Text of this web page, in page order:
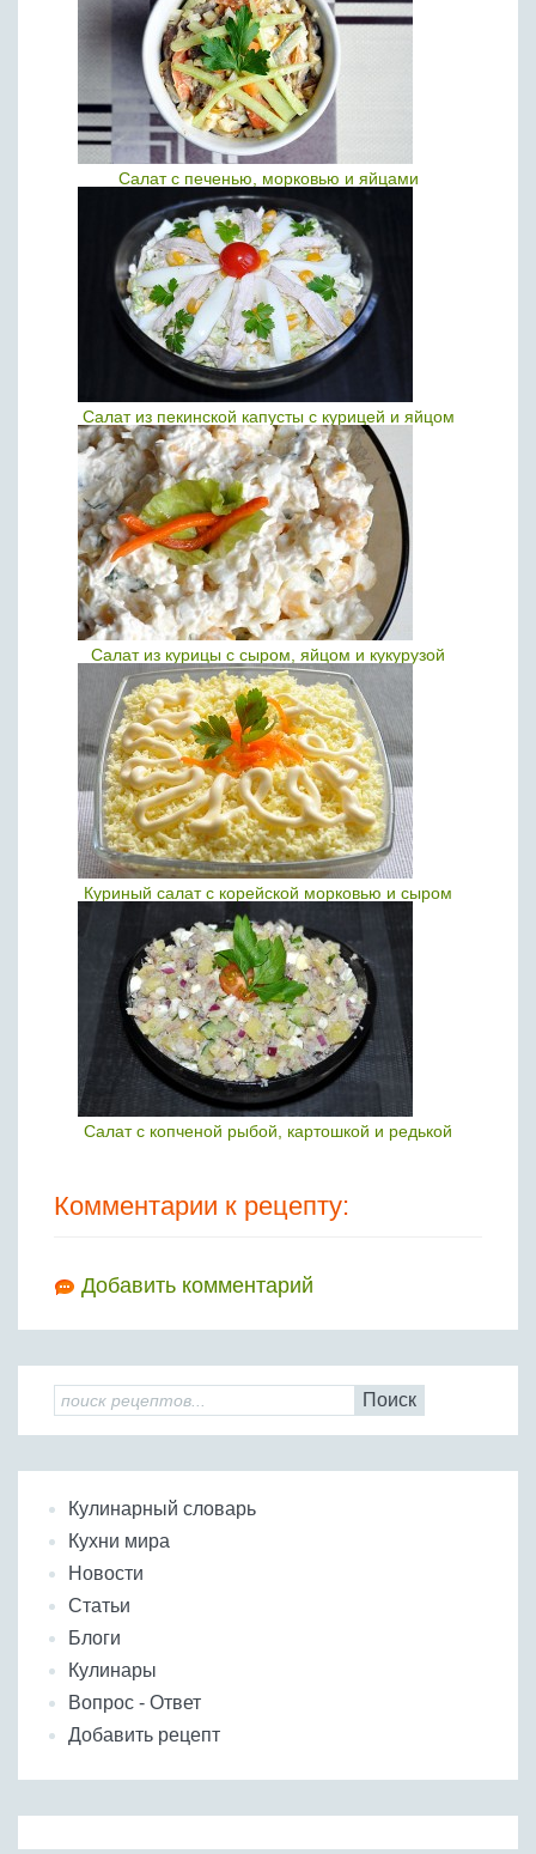
Салат с печенью, морковью и яйцами
Салат из пекинской капусты с курицей и яйцом
Салат из курицы с сыром, яйцом и кукурузой
Куриный салат с корейской морковью и сыром
Салат с копченой рыбой, картошкой и редькой
Комментарии к рецепту:
Добавить комментарий
Поиск
Кулинарный словарь
Кухни мира
Новости
Статьи
Блоги
Кулинары
Вопрос - Ответ
Добавить рецепт